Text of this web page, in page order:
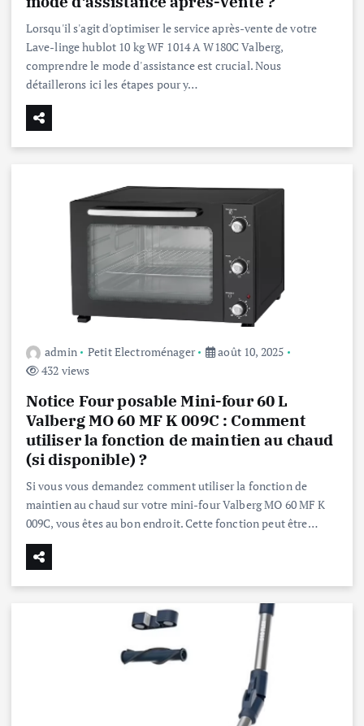
Lorsqu'il s'agit d'optimiser le service après-vente de votre
Lave-linge hublot 10 kg WF 1014 A W180C Valberg,
comprendre le mode d'assistance est crucial. Nous
détaillerons ici les étapes pour y…
admin Petit Electroménager
août 10, 2025
432 views
Notice Four posable Mini-four 60 L
Valberg MO 60 MF K 009C : Comment
utiliser la fonction de maintien au chaud
(si disponible) ?
Si vous vous demandez comment utiliser la fonction de
maintien au chaud sur votre mini-four Valberg MO 60 MF K
009C, vous êtes au bon endroit. Cette fonction peut être…